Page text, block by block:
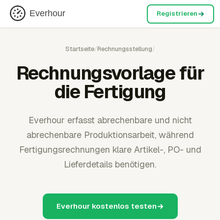
Everhour Registrieren
Startseite/Rechnungsstellung/
Rechnungsvorlage für
die Fertigung
Everhour erfasst abrechenbare und nicht
abrechenbare Produktionsarbeit, während
Fertigungsrechnungen klare Artikel-, PO- und
Lieferdetails benötigen.
Everhour kostenlos testen